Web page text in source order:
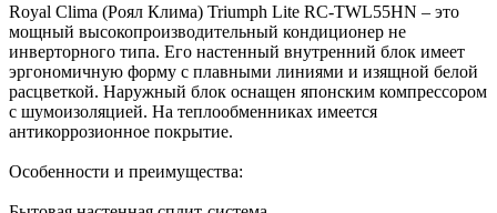
Royal Clima (Роял Клима) Triumph Lite RC-TWL55HN – это
мощный высокопроизводительный кондиционер не
инверторного типа. Его настенный внутренний блок имеет
эргономичную форму с плавными линиями и изящной белой
расцветкой. Наружный блок оснащен японским компрессором
с шумоизоляцией. На теплообменниках имеется
антикоррозионное покрытие.
Особенности и преимущества: